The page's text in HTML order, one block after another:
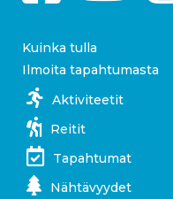
Kuinka tulla
Ilmoita tapahtumasta
Aktiviteetit
Reitit
Tapahtumat
Nähtävyydet